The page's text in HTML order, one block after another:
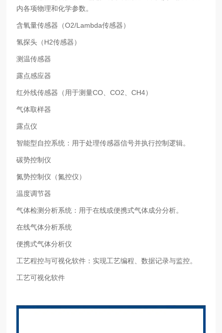
内各项物理和化学参数。
含氧量传感器（O2/Lambda传感器）
氢探头（H2传感器）
测温传感器
露点感应器
红外线传感器（用于测量CO、CO2、CH4）
气体取样器
露点仪
智能型自控系统：用于处理传感器信号并执行控制逻辑。
碳势控制仪
氮势控制仪（氮控仪）
温度调节器
气体检测分析系统：用于在线或便携式气体成分分析。
在线气体分析系统
便携式气体分析仪
工艺程控与可视化软件：实现工艺编程、数据记录与监控。
工艺可视化软件